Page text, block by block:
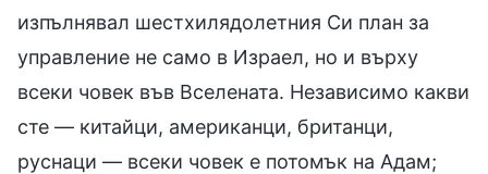
изпълнявал шестхилядолетния Си план за
управление не само в Израел, но и върху
всеки човек във Вселената. Независимо какви
сте — китайци, американци, британци,
руснаци — всеки човек е потомък на Адам;